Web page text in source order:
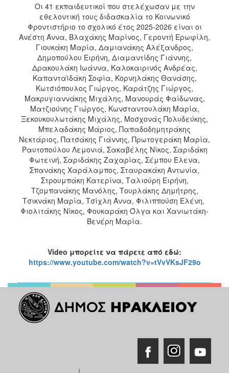
Οι 41 εκπαιδευτικοί που στελέχωσαν με την
εθελοντική τους διδασκαλία το Κοινωνικό
Φροντιστήριο το σχολικό έτος 2025-2026 είναι οι
Ανέστη Άννα, Βλαχάκης Μαρίνος, Γεροντή Ερωφίλη,
Γιουκάκη Μαρία, Δαμιανάκης Αλέξανδρος,
Δημοπούλου Ειρήνη, Διαμαντίδης Γιάννης,
Δρακουλάκη Ιωάννα, Καλοκαιρινός Ανδρέας,
Καπανταϊδάκη Σοφία, Κορνηλάκης Θανάσης,
Κωτσιόπουλος Γιώργος, Καράτζης Γιώργος,
Μακρυγιαννάκης Μιχάλης, Μανουράς Φαίδωνας,
Ματζιούνης Γιώργος, Κωνσταντουλάκη Μαρία,
Ξεκουκουλωτάκης Μιχάλης, Μοσχονάς Πολυδεύκης,
Μπελαδάκης Μάριος, Παπαδοδημητράκης
Νεκτάριος, Πατσάκης Γιάννης, Πρωτογεράκη Μαρία,
Ραυτοπούλου Λεμονιά, Σακαβέλης Νίκος, Σαριδάκη
Φωτεινή, Σαριδάκης Ζαχαρίας, Σέμπου Έλενα,
Σπανάκης Χαράλαμπος, Σταυρακάκη Αντωνία,
Στρουμπάκη Κατερίνα, Ταλιούρη Ειρήνη,
Τζομπανάκης Μανόλης, Τουρλάκης Δημήτρης,
Τσικνάκη Μαρία, Τσίχλη Άννα, Φιλιππούση Ελένη,
Φιολιτάκης Νίκος, Φουκαράκη Όλγα και Χανιωτάκη-
Βενέρη Μαρία.
Video μπορείτε να πάρετε από εδώ:
https://www.youtube.com/watch?v=tVvVKsJF29o